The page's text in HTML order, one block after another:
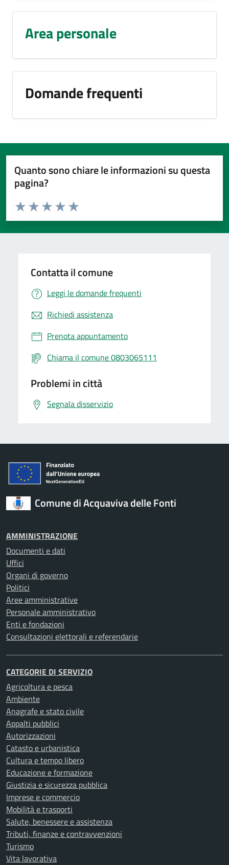
Area personale
Domande frequenti
Quanto sono chiare le informazioni su questa
pagina?
Valuta da 1 a 5 stelle la pagina
Valuta 5 stelle su 5
Valuta 4 stelle su 5
Valuta 3 stelle su 5
Valuta 2 stelle su 5
Valuta 1 stelle su 5
Contatta il comune
Leggi le domande frequenti
Richiedi assistenza
Prenota appuntamento
Chiama il comune 0803065111
Problemi in città
Segnala disservizio
Comune di Acquaviva delle Fonti
AMMINISTRAZIONE
Documenti e dati
Uffici
Organi di governo
Politici
Aree amministrative
Personale amministrativo
Enti e fondazioni
Consultazioni elettorali e referendarie
CATEGORIE DI SERVIZIO
Agricoltura e pesca
Ambiente
Anagrafe e stato civile
Appalti pubblici
Autorizzazioni
Catasto e urbanistica
Cultura e tempo libero
Educazione e formazione
Giustizia e sicurezza pubblica
Imprese e commercio
Mobilità e trasporti
Salute, benessere e assistenza
Tributi, finanze e contravvenzioni
Turismo
Vita lavorativa